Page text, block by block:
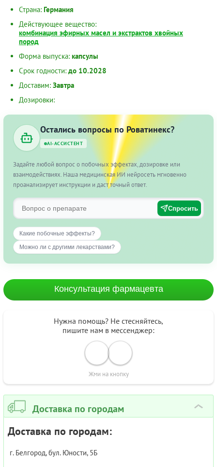
Страна: Германия
Действующее вещество:
комбинация эфирных масел и экстрактов хвойных
пород
Форма выпуска: капсулы
Срок годности: до 10.2028
Доставим: Завтра
Дозировки:
Остались вопросы по Роватинекс?
AI-АССИСТЕНТ
Задайте любой вопрос о побочных эффектах, дозировке или
взаимодействиях. Наша медицинская ИИ нейросеть мгновенно
проанализирует инструкции и даст точный ответ.
Спросить
Какие побочные эффекты?
Можно ли с другими лекарствами?
Консультация фармацевта
Нужна помощь? Не стесняйтесь,
пишите нам в мессенджер:
Жми на кнопку
Доставка по городам ›
Доставка по городам:
г. Белгород, бул. Юности, 5Б